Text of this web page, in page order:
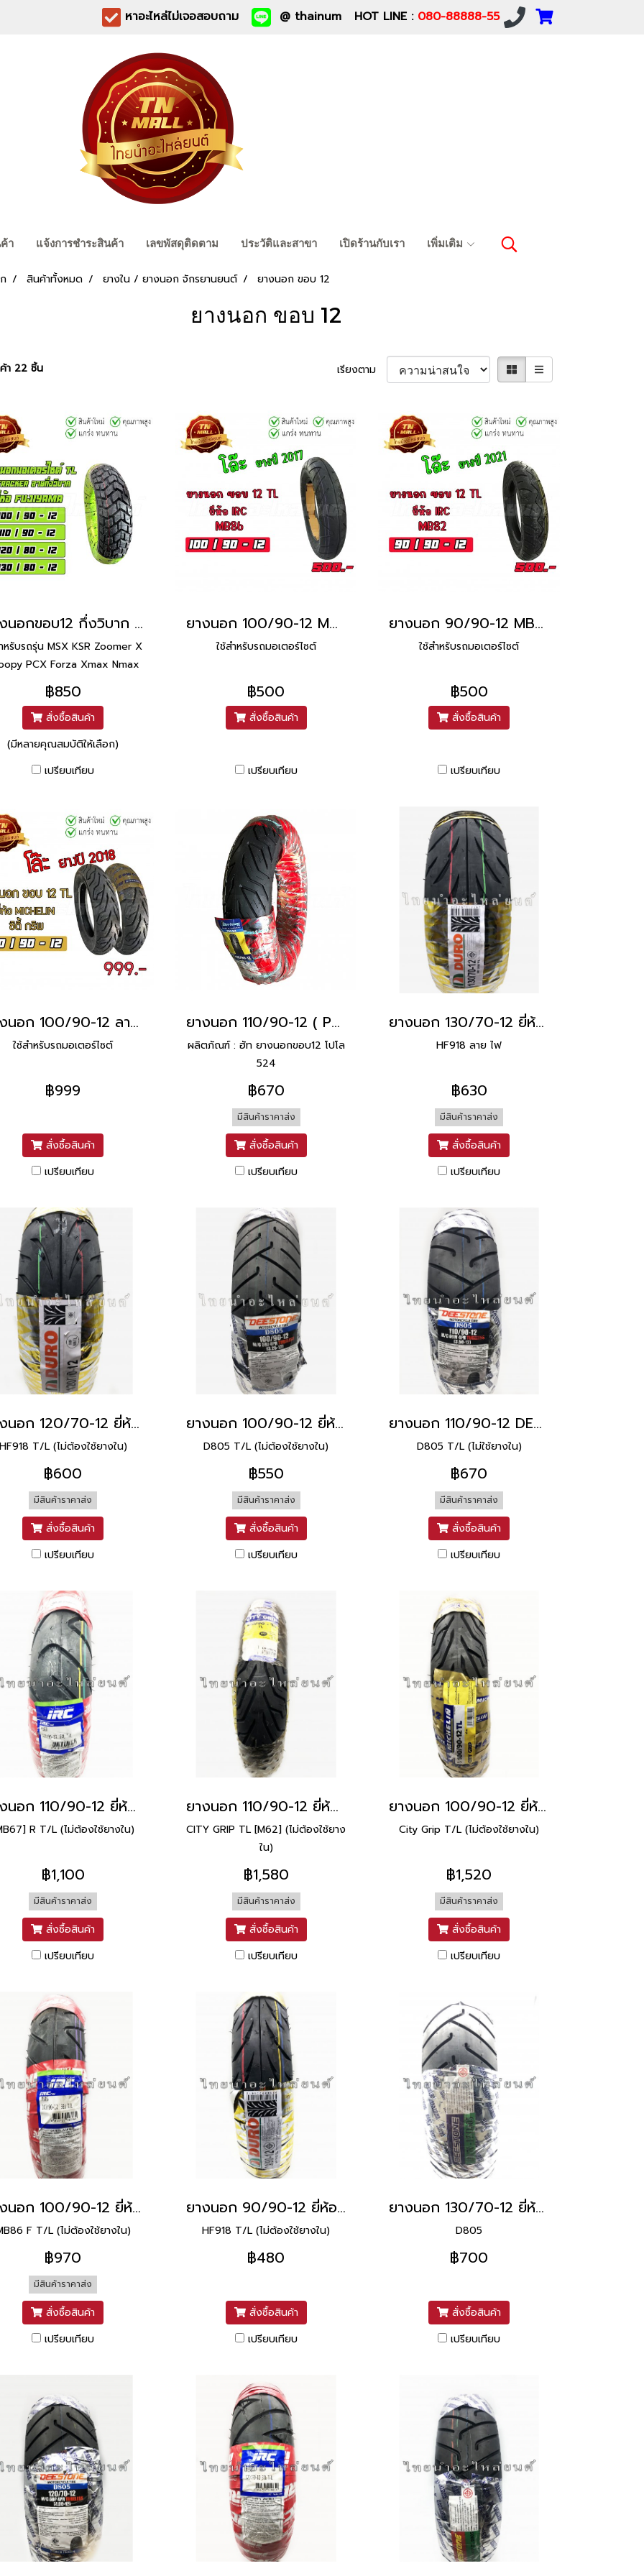
หาอะไหล่ไม่เจอสอบถาม @ thainum HOT LINE : 080-88888-55
า แจ้งการชำระสินค้า เลขพัสดุติดตาม ประวัติและสาขา เปิดร้านกับเรา เพิ่มเติม
สินค้าทั้งหมด ยางใน / ยางนอก จักรยานยนต์ ยางนอก ขอบ 12
ยางนอก ขอบ 12
า 22 ชิ้น เรียงตาม
ยางนอกขอบ12 กึ่งวิบาก MSX KSR Zoomer X Scoopy PCX Forza Xmax Nmax Aerox Fiore Filano Qbix ยี่ห้อ FUJIYAMA T/L M-tracker
หรับรถรุ่น MSX KSR Zoomer X
PCX Forza Xmax Nmax
Aerox Fiore Filano Qbix
฿850
สั่งซื้อสินค้า
(มีหลายคุณสมบัติให้เลือก)
เปรียบเทียบ
ยางนอก 100/90-12 MB86 TL ยี่ห้อ IRC
ใช้สำหรับรถมอเตอร์ไซต์
฿500
สั่งซื้อสินค้า
เปรียบเทียบ
ยางนอก 90/90-12 MB82 TL ยี่ห้อ IRC
ใช้สำหรับรถมอเตอร์ไซต์
฿500
สั่งซื้อสินค้า
เปรียบเทียบ
ยางนอก 100/90-12 ลายซิตี้ กริพ ยี่ห้อ MICHELIN (ยางผลิตปี 2018)
ใช้สำหรับรถมอเตอร์ไซต์
฿999
สั่งซื้อสินค้า
เปรียบเทียบ
ยางนอก 110/90-12 ( POLO524 TL ) ยี่ห้อ HUT
ผลิตภัณฑ์ : ฮัท ยางนอกขอบ12 โปโล
524
฿670
มีสินค้าราคาส่ง
สั่งซื้อสินค้า
เปรียบเทียบ
ยางนอก 130/70-12 ยี่ห้อ DURO
HF918 ลาย ไฟ
฿630
มีสินค้าราคาส่ง
สั่งซื้อสินค้า
เปรียบเทียบ
ยางนอก 120/70-12 ยี่ห้อ DURO
T/L (ไม่ต้องใช้ยางใน)
฿600
มีสินค้าราคาส่ง
สั่งซื้อสินค้า
เปรียบเทียบ
ยางนอก 100/90-12 ยี่ห้อ DEESTONE
D805 T/L (ไม่ต้องใช้ยางใน)
฿550
มีสินค้าราคาส่ง
สั่งซื้อสินค้า
เปรียบเทียบ
ยางนอก 110/90-12 DEESTONE
D805 T/L (ไม่ใช้ยางใน)
฿670
มีสินค้าราคาส่ง
สั่งซื้อสินค้า
เปรียบเทียบ
ยางนอก 110/90-12 ยี่ห้อ IRC
R T/L (ไม่ต้องใช้ยางใน)
฿1,100
มีสินค้าราคาส่ง
สั่งซื้อสินค้า
เปรียบเทียบ
ยางนอก 110/90-12 ยี่ห้อ MICHELIN
CITY GRIP TL [M62] (ไม่ต้องใช้ยาง
ใน)
฿1,580
มีสินค้าราคาส่ง
สั่งซื้อสินค้า
เปรียบเทียบ
ยางนอก 100/90-12 ยี่ห้อ MICHELIN
City Grip T/L (ไม่ต้องใช้ยางใน)
฿1,520
มีสินค้าราคาส่ง
สั่งซื้อสินค้า
เปรียบเทียบ
ยางนอก 100/90-12 ยี่ห้อ IRC
F T/L (ไม่ต้องใช้ยางใน)
฿970
มีสินค้าราคาส่ง
สั่งซื้อสินค้า
เปรียบเทียบ
ยางนอก 90/90-12 ยี่ห้อ DURO
HF918 T/L (ไม่ต้องใช้ยางใน)
฿480
สั่งซื้อสินค้า
เปรียบเทียบ
ยางนอก 130/70-12 ยี่ห้อ DEESTONE
D805
฿700
สั่งซื้อสินค้า
เปรียบเทียบ